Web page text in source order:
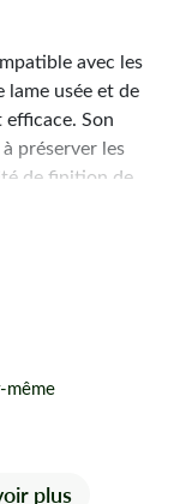
avec les
lame usée et de
Son
préserver les
de finition de
même
plus